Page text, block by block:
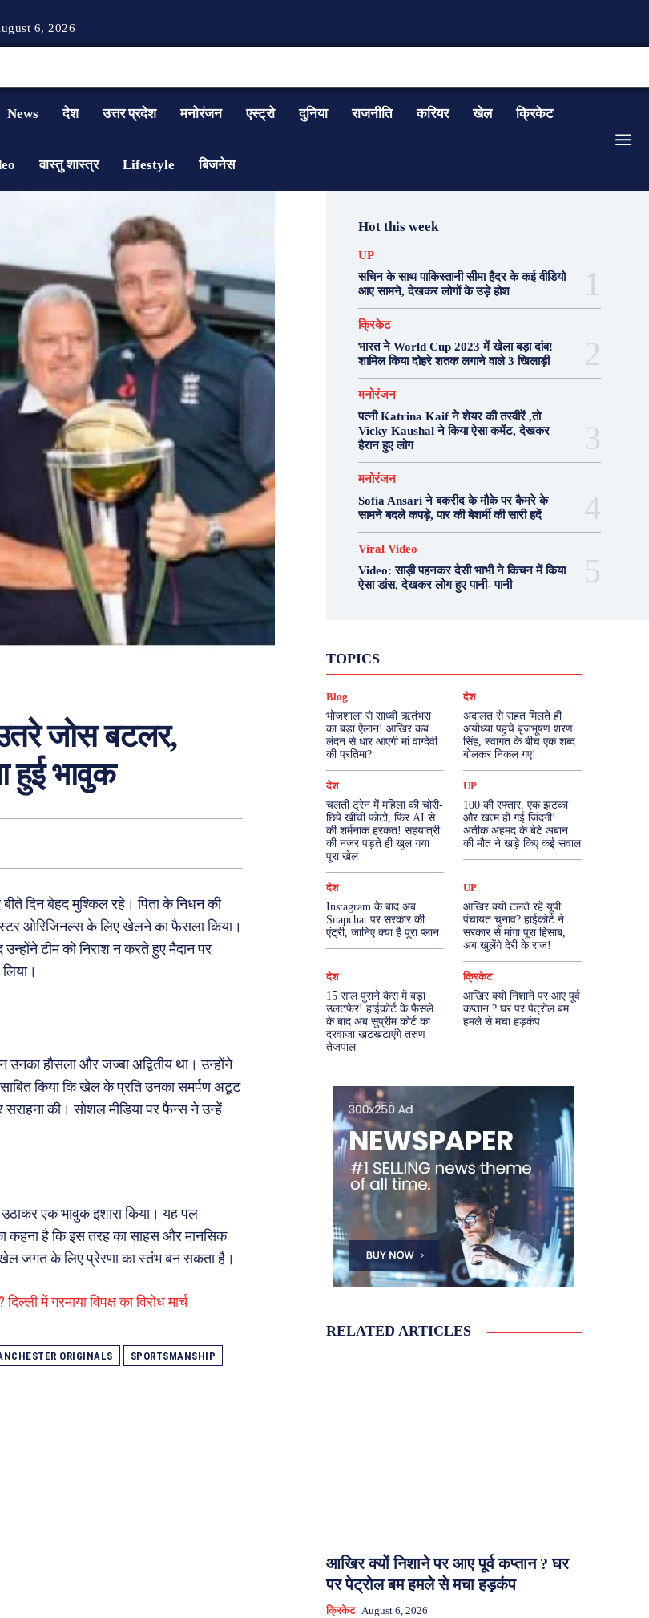
6, 2026
News देश उत्तर प्रदेश मनोरंजन एस्ट्रो दुनिया राजनीति करियर खेल क्रिकेट
वास्तु शास्त्र Lifestyle बिजनेस
जोस बटलर,
हुई भावुक
दिन बेहद मुश्किल रहे। पिता के निधन की
ओरिजिनल्स के लिए खेलने का फैसला किया।
टीम को निराश न करते हुए मैदान पर
हौसला और जज्बा अद्वितीय था। उन्होंने
किया कि खेल के प्रति उनका समर्पण अटूट
की। सोशल मीडिया पर फैन्स ने उन्हें
एक भावुक इशारा किया। यह पल
कहना है कि इस तरह का साहस और मानसिक
जगत के लिए प्रेरणा का स्तंभ बन सकता है।
में गरमाया विपक्ष का विरोध मार्च
ORIGINALS SPORTSMANSHIP
Hot this week
UP
सचिन के साथ पाकिस्तानी सीमा हैदर के कई वीडियो
आए सामने, देखकर लोगों के उड़े होश
क्रिकेट
भारत ने World Cup 2023 में खेला बड़ा दांव!
शामिल किया दोहरे शतक लगाने वाले 3 खिलाड़ी
मनोरंजन
पत्नी Katrina Kaif ने शेयर की तस्वीरें ,तो
Vicky Kaushal ने किया ऐसा कमेंट, देखकर
हैरान हुए लोग
मनोरंजन
Sofia Ansari ने बकरीद के मौके पर कैमरे के
सामने बदले कपड़े, पार की बेशर्मी की सारी हदें
Viral Video
Video: साड़ी पहनकर देसी भाभी ने किचन में किया
ऐसा डांस, देखकर लोग हुए पानी- पानी
TOPICS
दुनिया
मनोरंजन
राजनीति वास्तु शास्त्र
More
Blog
भोजशाला से साध्वी ऋतंभरा
का बड़ा ऐलान! आखिर कब
लंदन से धार आएगी मां वाग्देवी
की प्रतिमा?
देश
अदालत से राहत मिलते ही
अयोध्या पहुंचे बृजभूषण शरण
सिंह, स्वागत के बीच एक शब्द
बोलकर निकल गए!
देश
चलती ट्रेन में महिला की चोरी-
छिपे खींची फोटो, फिर AI से
की शर्मनाक हरकत! सहयात्री
की नजर पड़ते ही खुल गया
पूरा खेल
UP
100 की रफ्तार, एक झटका
और खत्म हो गई जिंदगी!
अतीक अहमद के बेटे अबान
की मौत ने खड़े किए कई सवाल
देश
Instagram के बाद अब
Snapchat पर सरकार की
एंट्री, जानिए क्या है पूरा प्लान
UP
आखिर क्यों टलते रहे यूपी
पंचायत चुनाव? हाईकोर्ट ने
सरकार से मांगा पूरा हिसाब,
अब खुलेंगे देरी के राज!
देश
15 साल पुराने केस में बड़ा
उलटफेर! हाईकोर्ट के फैसले
के बाद अब सुप्रीम कोर्ट का
दरवाजा खटखटाएंगे तरुण
तेजपाल
क्रिकेट
आखिर क्यों निशाने पर आए पूर्व
कप्तान ? घर पर पेट्रोल बम
हमले से मचा हड़कंप
RELATED ARTICLES
आखिर क्यों निशाने पर आए पूर्व कप्तान ? घर
पर पेट्रोल बम हमले से मचा हड़कंप
क्रिकेट August 6, 2026